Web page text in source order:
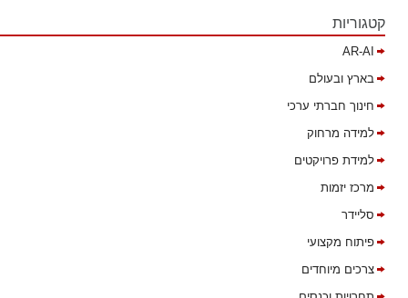
קטגוריות
AR-AI
בארץ ובעולם
חינוך חברתי ערכי
למידה מרחוק
למידת פרויקטים
מרכז יזמות
סליידר
פיתוח מקצועי
צרכים מיוחדים